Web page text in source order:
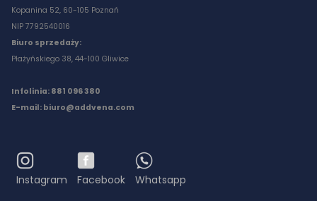
Kopanina 52, 60-105 Poznań
NIP 7792540016
Biuro sprzedaży:
Płażyńskiego 38, 44-100 Gliwice
Infolinia: 881 096 380
E-mail: biuro@addvena.com
Instagram Facebook Whatsapp